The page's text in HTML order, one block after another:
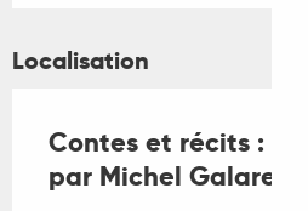
Localisation
Contes et récits : le
par Michel Galaret